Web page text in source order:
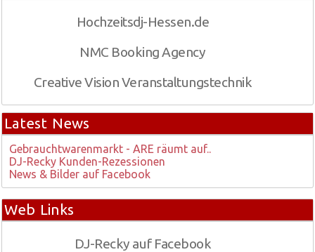
Hochzeitsdj-Hessen.de
NMC Booking Agency
Creative Vision Veranstaltungstechnik
Latest News
Gebrauchtwarenmarkt - ARE räumt auf..
DJ-Recky Kunden-Rezessionen
News & Bilder auf Facebook
Web Links
DJ-Recky auf Facebook